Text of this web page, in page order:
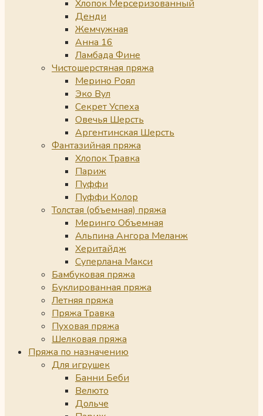
Хлопок Мерсеризованный
Денди
Жемчужная
Анна 16
Ламбада Фине
Чистошерстяная пряжа
Мерино Роял
Эко Вул
Секрет Успеха
Овечья Шерсть
Аргентинская Шерсть
Фантазийная пряжа
Хлопок Травка
Париж
Пуффи
Пуффи Колор
Толстая (объемная) пряжа
Меринго Объемная
Альпина Ангора Меланж
Херитайдж
Суперлана Макси
Бамбуковая пряжа
Буклированная пряжа
Летняя пряжа
Пряжа Травка
Пуховая пряжа
Шелковая пряжа
Пряжа по назначению
Для игрушек
Банни Беби
Велюто
Дольче